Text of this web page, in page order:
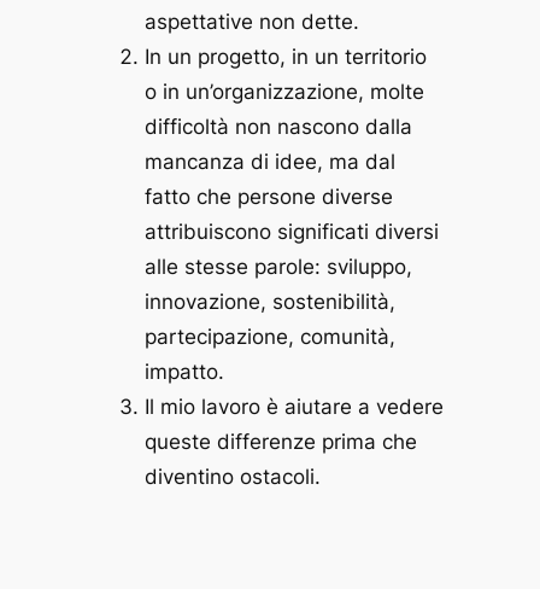
aspettative non dette.
In un progetto, in un territorio
o in un’organizzazione, molte
difficoltà non nascono dalla
mancanza di idee, ma dal
fatto che persone diverse
attribuiscono significati diversi
alle stesse parole: sviluppo,
innovazione, sostenibilità,
partecipazione, comunità,
impatto.
Il mio lavoro è aiutare a vedere
queste differenze prima che
diventino ostacoli.